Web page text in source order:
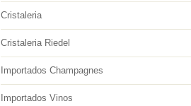
Cristaleria
Cristaleria Riedel
Importados Champagnes
Importados Vinos